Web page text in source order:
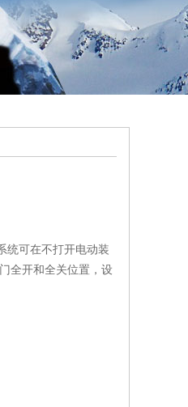
统可在不打开电动装
全开和全关位置，设